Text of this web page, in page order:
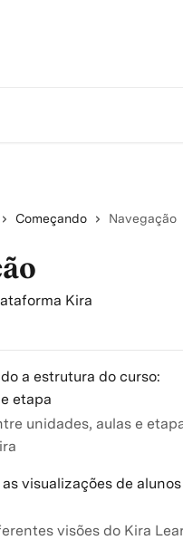
Começando Navegação
Kira
a estrutura do curso:
etapa
unidades, aulas e
visualizações de alunos
visões do Kira